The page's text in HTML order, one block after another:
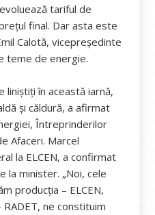
tariful de
final. Dar asta este
Calotă, vicepreședinte
teme de energie.
liniştiţi în această iarnă,
şi căldură, a afirmat
Întreprinderilor
Afaceri. Marcel
la ELCEN, a confirmat
la minister. „Noi, cele
producţia – ELCEN,
ne constituim